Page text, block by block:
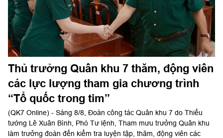
Thủ trưởng Quân khu 7 thăm, động viên
các lực lượng tham gia chương trình
“Tổ quốc trong tim”
(QK7 Online) - Sáng 8/8, Đoàn công tác Quân khu 7 do Thiếu
tướng Lê Xuân Bình, Phó Tư lệnh, Tham mưu trưởng Quân khu
làm trưởng đoàn đến kiểm tra luyện tập, thăm, động viên các